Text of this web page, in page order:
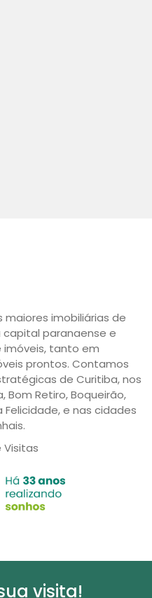
maiores imobiliárias de
paranaense e
imóveis, tanto em
prontos. Contamos
de Curitiba, nos
Bom Retiro, Boqueirão,
e nas cidades
Visitas
visita!